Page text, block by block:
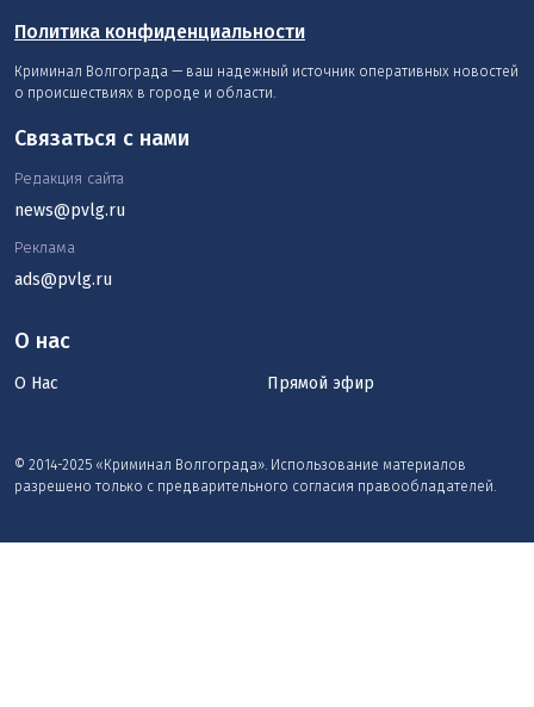
Политика конфиденциальности
Криминал Волгограда — ваш надежный источник оперативных новостей
о происшествиях в городе и области.
О нас
О Нас Прямой эфир
© 2014-2025 «Криминал Волгограда». Использование материалов
разрешено только с предварительного согласия правообладателей.
Связаться с нами
Редакция сайта
news@pvlg.ru
Реклама
ads@pvlg.ru